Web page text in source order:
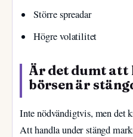
Större spreadar
Högre volatilitet
Är det dumt att
börsen är
Inte nödvändigtvis, men det
Att handla under stängd